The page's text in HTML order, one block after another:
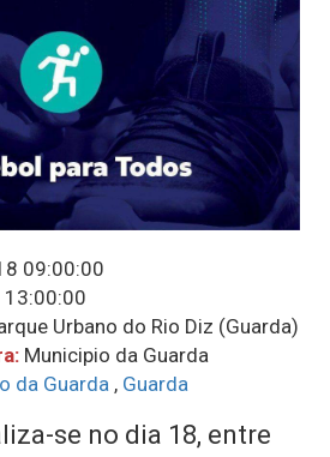
09:00:00
Urbano do Rio Diz (Guarda)
Municipio da Guarda
da Guarda, Guarda
se no dia 18, entre